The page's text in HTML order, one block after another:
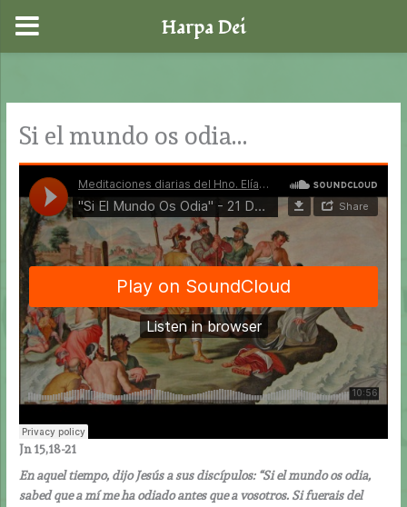
contenido
Si el mundo os odia…
Jn 15,18-21
En aquel tiempo, dijo Jesús a sus discípulos: “Si el mundo os odia,
sabed que a mí me ha odiado antes que a vosotros. Si fuerais del
Harpa Dei